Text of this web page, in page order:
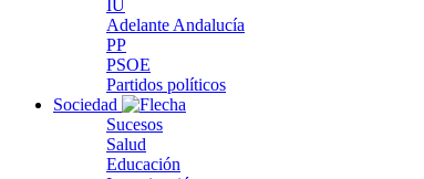
IU
Adelante Andalucía
PP
PSOE
Partidos políticos
Sociedad
Sucesos
Salud
Educación